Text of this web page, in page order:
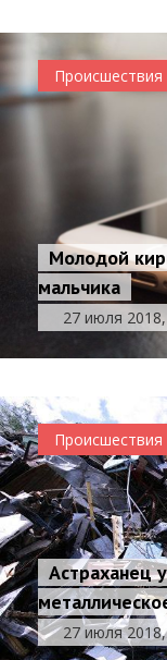
Происшествия
Молодой
мальчика
27 июля
Происшествия
Астраханец
27 июля